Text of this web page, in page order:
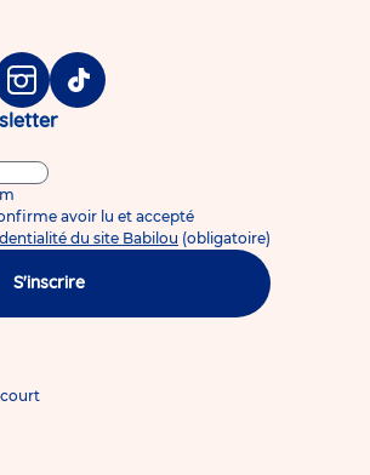
Tiktok
avoir lu et accepté
du site Babilou (obligatoire)
S'inscrire